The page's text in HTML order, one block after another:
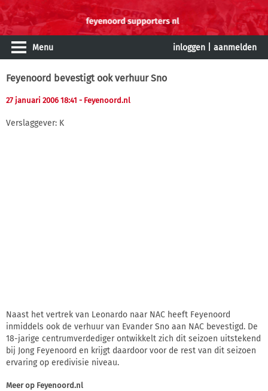
Menu inloggen aanmelden
Feyenoord bevestigt ook verhuur Sno
27 januari 2006 18:41 - Feyenoord.nl
Verslaggever: K
Naast het vertrek van Leonardo naar NAC heeft Feyenoord
inmiddels ook de verhuur van Evander Sno aan NAC bevestigd. De
18-jarige centrumverdediger ontwikkelt zich dit seizoen uitstekend
bij Jong Feyenoord en krijgt daardoor voor de rest van dit seizoen
ervaring op eredivisie niveau.
Meer op Feyenoord.nl